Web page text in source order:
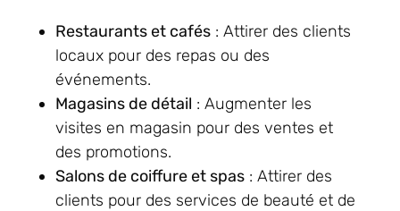
Restaurants et cafés : Attirer des clients
locaux pour des repas ou des
événements.
Magasins de détail : Augmenter les
visites en magasin pour des ventes et
des promotions.
Salons de coiffure et spas : Attirer des
clients pour des services de beauté et de